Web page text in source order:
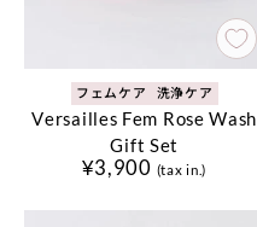
フェムケア 洗浄ケア
Versailles Fem Rose Wash
Gift Set
¥3,900 (tax in.)